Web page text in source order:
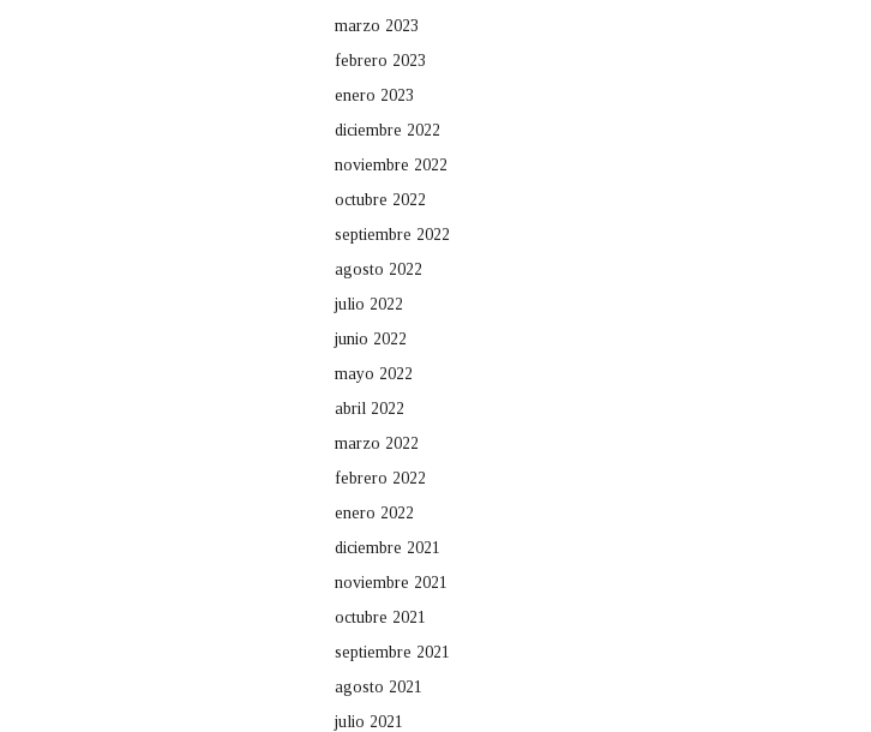
marzo 2023
febrero 2023
enero 2023
diciembre 2022
noviembre 2022
octubre 2022
septiembre 2022
agosto 2022
julio 2022
junio 2022
mayo 2022
abril 2022
marzo 2022
febrero 2022
enero 2022
diciembre 2021
noviembre 2021
octubre 2021
septiembre 2021
agosto 2021
julio 2021